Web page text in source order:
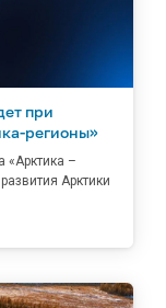
при
регионы»
«Арктика –
Арктики